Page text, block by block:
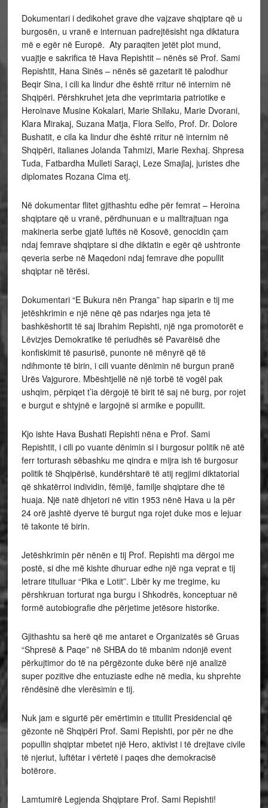
Dokumentari i dedikohet grave dhe vajzave shqiptare që u
burgosën, u vranë e internuan padrejtësisht nga diktatura
më e egër në Europë. Aty paraqiten jetët plot mund,
vuajtje e sakrifica të Hava Repishtit – nënës së Prof. Sami
Repishtit, Hana Sinës – nënës së gazetarit të palodhur
Beqir Sina, i cili ka lindur dhe është rritur në internim në
Shqipëri. Përshkruhet jeta dhe veprimtaria patriotike e
Heroinave Musine Kokalari, Marie Shllaku, Marie Dvorani,
Klara Mirakaj, Suzana Matja, Flora Selfo, Prof. Dr. Dolore
Bushatit, e cila ka lindur dhe është rritur në internim në
Shqipëri, italianes Jolanda Tahmizi, Marie Rexhaj. Shpresa
Tuda, Fatbardha Mulleti Saraçi, Leze Smajlaj, juristes dhe
diplomates Rozana Cima etj.
Në dokumentar flitet gjithashtu edhe për femrat – Heroina
shqiptare që u vranë, përdhunuan e u malltrajtuan nga
makineria serbe gjatë luftës në Kosovë, genocidin çam
ndaj femrave shqiptare si dhe diktatin e egër që ushtronte
qeveria serbe në Maqedoni ndaj femrave dhe popullit
shqiptar në tërësi.
Dokumentari “E Bukura nën Pranga” hap siparin e tij me
jetëshkrimin e një nëne që pas ndarjes nga jeta të
bashkëshortit të saj Ibrahim Repishti, një nga promotorët e
Lëvizjes Demokratike të periudhës së Pavarëisë dhe
konfiskimit të pasurisë, punonte në mënyrë që të
ndihmonte të birin, i cili vuante dënimin në burgun pranë
Urës Vajgurore. Mbështjellë në një torbë të vogël pak
ushqim, përpiqet t’ia dërgojë të birit të saj në burg, por rojet
e burgut e shtyjnë e largojnë si armike e popullit.
Kjo ishte Hava Bushati Repishti nëna e Prof. Sami
Repishtit, i cili po vuante dënimin si i burgosur politik në atë
ferr torturash sëbashku me qindra e mijra ish të burgosur
politik të Shqipërisë, kundërshtarë të atij regjimi diktatorial
që shkatërroi individin, fëmijë, familje shqiptare dhe të
huaja. Një natë dhjetori në vitin 1953 nënë Hava u la për
24 orë jashtë dyerve të burgut nga rojet duke mos e lejuar
të takonte të birin.
Jetëshkrimin për nënën e tij Prof. Repishti ma dërgoi me
postë, si dhe më kishte dhuruar edhe një nga veprat e tij
letrare titulluar “Pika e Lotit”. Libër ky me tregime, ku
përshkruan torturat nga burgu i Shkodrës, konceptuar në
formë autobiografie dhe përjetime jetësore historike.
Gjithashtu sa herë që me antaret e Organizatës së Gruas
“Shpresë & Paqe” në SHBA do të mbanim ndonjë event
përkujtimor do të na përgëzonte duke bërë një analizë
super pozitive dhe entuziaste edhe në media, ku shprehte
rëndësinë dhe vlerësimin e tij.
Nuk jam e sigurtë për emërtimin e titullit Presidencial që
gëzonte në Shqipëri Prof. Sami Repishti, por për ne dhe
popullin shqiptar mbetet një Hero, aktivist i të drejtave civile
të njeriut, luftëtar i vërtetë i paqes dhe demokracisë
botërore.
Lamtumirë Legjenda Shqiptare Prof. Sami Repishti!